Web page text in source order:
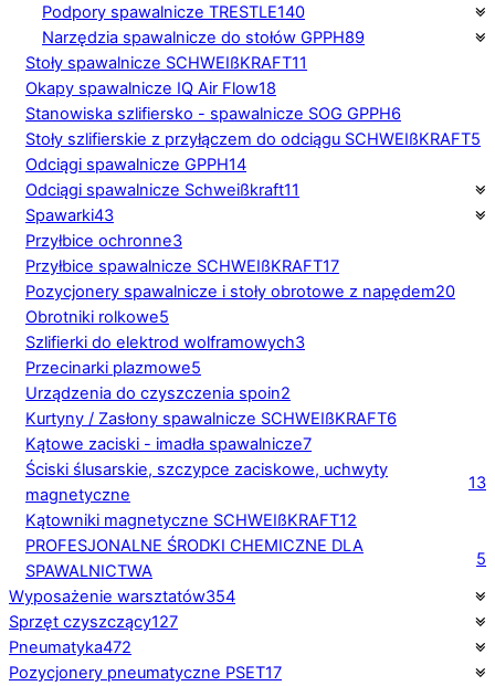
Podpory spawalnicze TRESTLE140
Narzędzia spawalnicze do stołów GPPH89
Stoły spawalnicze SCHWEIßKRAFT11
Okapy spawalnicze IQ Air Flow18
Stanowiska szlifiersko - spawalnicze SOG GPPH6
Stoły szlifierskie z przyłączem do odciągu SCHWEIßKRAFT5
Odciągi spawalnicze GPPH14
Odciągi spawalnicze Schweißkraft11
Spawarki43
Przyłbice ochronne3
Przyłbice spawalnicze SCHWEIßKRAFT17
Pozycjonery spawalnicze i stoły obrotowe z napędem20
Obrotniki rolkowe5
Szlifierki do elektrod wolframowych3
Przecinarki plazmowe5
Urządzenia do czyszczenia spoin2
Kurtyny / Zasłony spawalnicze SCHWEIßKRAFT6
Kątowe zaciski - imadła spawalnicze7
Ściski ślusarskie, szczypce zaciskowe, uchwyty
magnetyczne
13
Kątowniki magnetyczne SCHWEIßKRAFT12
PROFESJONALNE ŚRODKI CHEMICZNE DLA
SPAWALNICTWA
5
Wyposażenie warsztatów354
Sprzęt czyszczący127
Pneumatyka472
Pozycjonery pneumatyczne PSET17